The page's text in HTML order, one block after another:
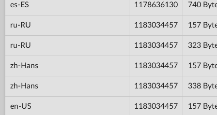
es-ES 1178636130 740
ru-RU 1183034457 157
ru-RU 1183034457 323
zh-Hans 1183034457 157
zh-Hans 1183034457 338
en-US 1183034457 157